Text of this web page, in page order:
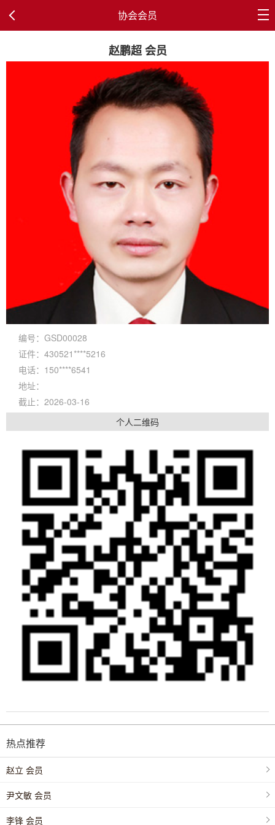
协会会员
赵鹏超 会员
编号：GSD00028
证件：430521****5216
电话：150****6541
地址：
截止：2026-03-16
个人二维码
热点推荐
赵立 会员
尹文敏 会员
李锋 会员